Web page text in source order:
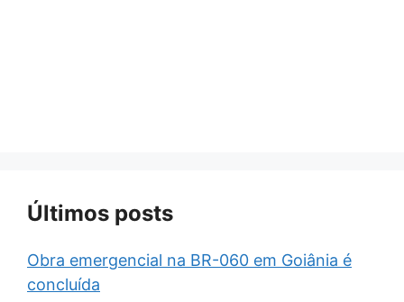
Últimos posts
Obra emergencial na BR-060 em Goiânia é
concluída